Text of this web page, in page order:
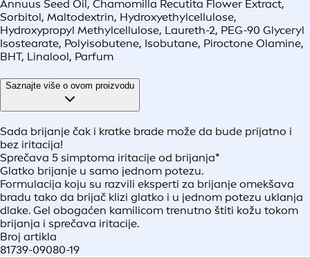
Annuus Seed Oil, Chamomilla Recutita Flower Extract,
Sorbitol, Maltodextrin, Hydroxyethylcellulose,
Hydroxypropyl Methylcellulose, Laureth-2, PEG-90 Glyceryl
Isostearate, Polyisobutene, Isobutane, Piroctone Olamine,
BHT, Linalool, Parfum
Saznajte više o ovom proizvodu
Sada brijanje čak i kratke brade može da bude prijatno i
bez iritacija!
Sprečava 5 simptoma iritacije od brijanja*
Glatko brijanje u samo jednom potezu.
Formulacija koju su razvili eksperti za brijanje omekšava
bradu tako da brijač klizi glatko i u jednom potezu uklanja
dlake. Gel obogaćen kamilicom trenutno štiti kožu tokom
brijanja i sprečava iritacije.
Broj artikla
81739-09080-19